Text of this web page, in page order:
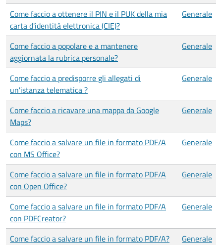
Come faccio a ottenere il PIN e il PUK della mia
carta d'identità elettronica (CIE)?
Generale
Come faccio a popolare e a mantenere
aggiornata la rubrica personale?
Generale
Come faccio a predisporre gli allegati di
un'istanza telematica ?
Generale
Come faccio a ricavare una mappa da Google
Maps?
Generale
Come faccio a salvare un file in formato PDF/A
con MS Office?
Generale
Come faccio a salvare un file in formato PDF/A
con Open Office?
Generale
Come faccio a salvare un file in formato PDF/A
con PDFCreator?
Generale
Come faccio a salvare un file in formato PDF/A?
Generale